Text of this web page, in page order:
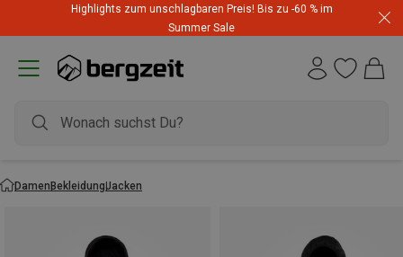
Highlights zum unschlagbaren Preis! Bis zu -60 % im
Summer Sale
DamenBekleidungJacken